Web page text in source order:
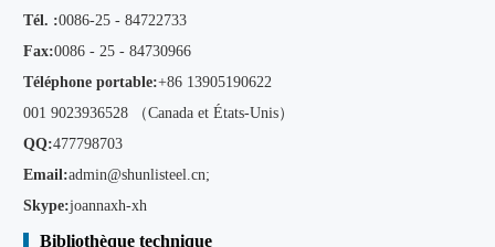
Tél. :0086-25 - 84722733
Fax:0086 - 25 - 84730966
Téléphone portable:+86 13905190622
001 9023936528 （Canada et États-Unis）
QQ:477798703
Email:admin@shunlisteel.cn;
Skype:joannaxh-xh
Bibliothèque technique